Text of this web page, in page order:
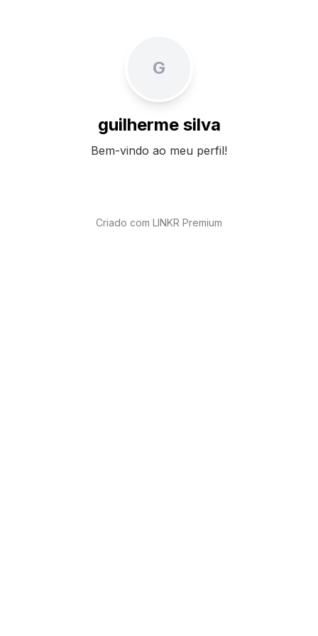
G
guilherme silva
Bem-vindo ao meu perfil!
Criado com LINKR Premium